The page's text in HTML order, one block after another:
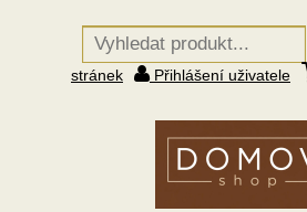
stránek
Přihlášení uživatele